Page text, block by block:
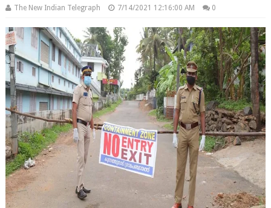
The New Indian Telegraph 7/14/2021 12:16:00 AM 0